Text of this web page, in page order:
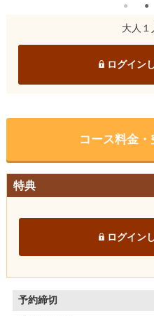
大人１
ログイン
コース料金
特典
ログイン
予約締切